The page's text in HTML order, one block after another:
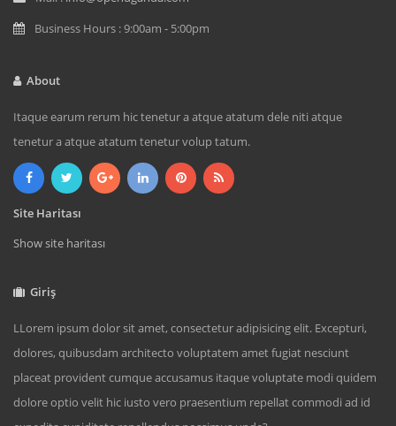
Business Hours : 9:00am - 5:00pm
About
Itaque earum rerum hic tenetur a atque atatum dele niti atque
tenetur a atque atatum tenetur volup tatum.
Site Haritası
Show site haritası
Giriş
LLorem ipsum dolor sit amet, consectetur adipisicing elit. Excepturi,
dolores, quibusdam architecto voluptatem amet fugiat nesciunt
placeat provident cumque accusamus itaque voluptate modi quidem
dolore optio velit hic iusto vero praesentium repellat commodi ad id